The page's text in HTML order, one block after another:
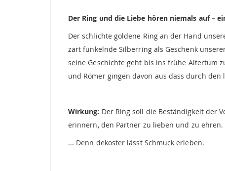
Der Ring und die Liebe hören niemals auf –
Der schlichte goldene Ring an der Hand
zart funkelnde Silberring als Geschenk
seine Geschichte geht bis ins frühe Altertum
und Römer gingen davon aus dass durch
Wirkung: Der Ring soll die Beständigkeit der
erinnern, den Partner zu lieben und zu ehren.
... Denn dekoster lässt Schmuck erleben.